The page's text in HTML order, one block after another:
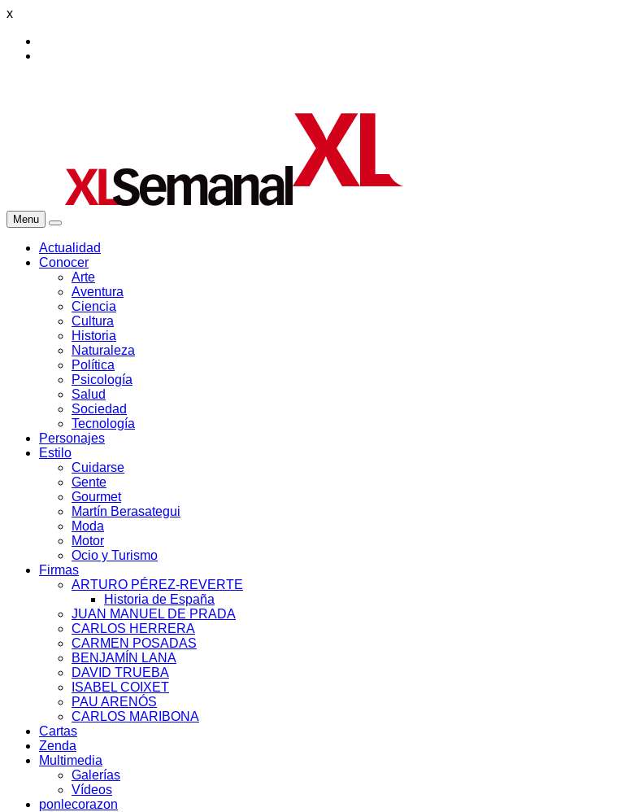
x
Menu
Actualidad
Conocer
Arte
Aventura
Ciencia
Cultura
Historia
Naturaleza
Política
Psicología
Salud
Sociedad
Tecnología
Personajes
Estilo
Cuidarse
Gente
Gourmet
Martín Berasategui
Moda
Motor
Ocio y Turismo
Firmas
ARTURO PÉREZ-REVERTE
Historia de España
JUAN MANUEL DE PRADA
CARLOS HERRERA
CARMEN POSADAS
BENJAMÍN LANA
DAVID TRUEBA
ISABEL COIXET
PAU ARENÓS
CARLOS MARIBONA
Cartas
Zenda
Multimedia
Galerías
Vídeos
ponlecorazon